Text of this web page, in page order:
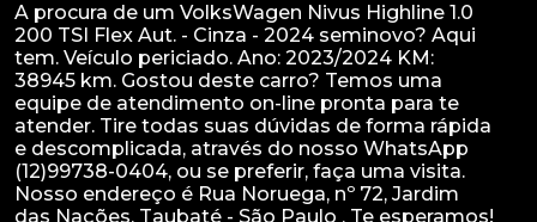
A procura de um VolksWagen Nivus Highline 1.0
200 TSI Flex Aut. - Cinza - 2024 seminovo? Aqui
tem. Veículo periciado. Ano: 2023/2024 KM:
38945 km. Gostou deste carro? Temos uma
equipe de atendimento on-line pronta para te
atender. Tire todas suas dúvidas de forma rápida
e descomplicada, através do nosso WhatsApp
(12)99738-0404, ou se preferir, faça uma visita.
Nosso endereço é Rua Noruega, nº 72, Jardim